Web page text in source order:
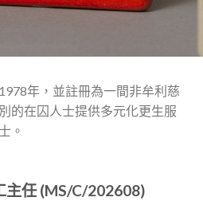
年，並註冊為一間非牟利慈
的在囚人士提供多元化更生服
。
主任(MS/C/202608)